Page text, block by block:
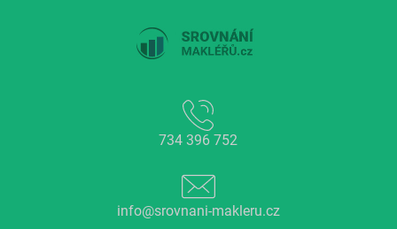
734 396 752
info@srovnani-makleru.cz